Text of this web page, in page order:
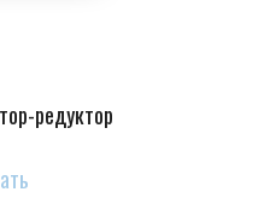
редуктор